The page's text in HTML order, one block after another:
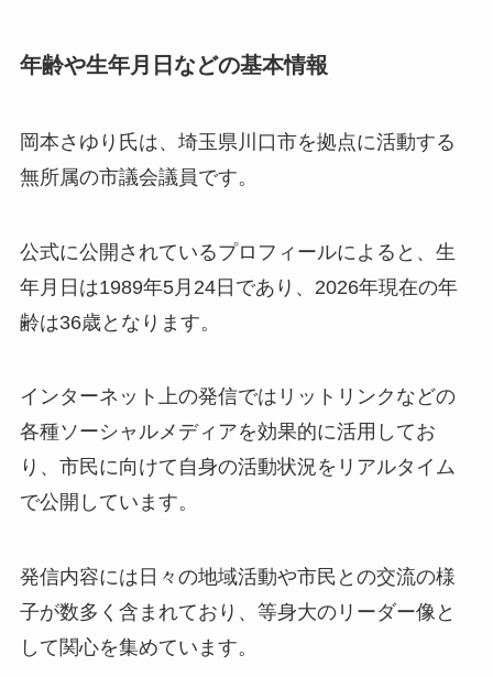
年齢や生年月日などの基本情報
岡本さゆり氏は、埼玉県川口市を拠点に活動する
無所属の市議会議員です。
公式に公開されているプロフィールによると、生
年月日は1989年5月24日であり、2026年現在の年
齢は36歳となります。
インターネット上の発信ではリットリンクなどの
各種ソーシャルメディアを効果的に活用してお
り、市民に向けて自身の活動状況をリアルタイム
で公開しています。
発信内容には日々の地域活動や市民との交流の様
子が数多く含まれており、等身大のリーダー像と
して関心を集めています。